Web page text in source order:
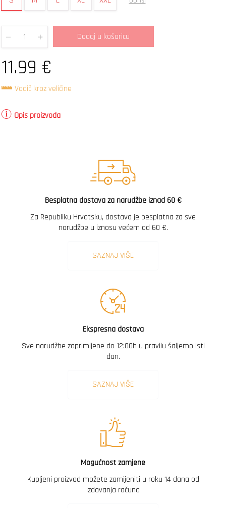
Quantity
Dodaj u košaricu
11.99 €
Vodič kroz veličine
Opis proizvoda
Besplatna dostava za narudžbe iznad 60 €
Za Republiku Hrvatsku, dostava je besplatna za sve
narudžbe u iznosu većem od 60 €.
SAZNAJ VIŠE
Ekspresna dostava
Sve narudžbe zaprimljene do 12:00h u pravilu šaljemo isti
dan.
SAZNAJ VIŠE
Mogućnost zamjene
Kupljeni proizvod možete zamijeniti u roku 14 dana od
izdavanja računa